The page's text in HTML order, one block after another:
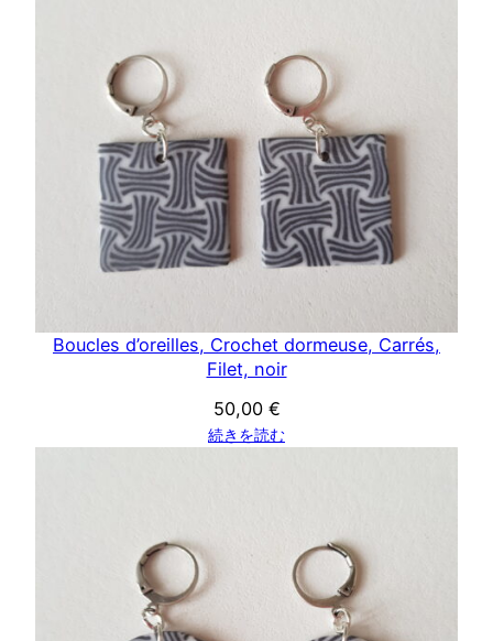
Boucles d’oreilles, Crochet dormeuse, Carrés,
Filet, noir
50,00 €
続きを読む